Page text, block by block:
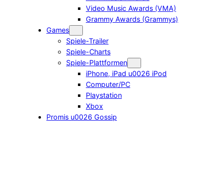
Video Music Awards (VMA)
Grammy Awards (Grammys)
Games
Spiele-Trailer
Spiele-Charts
Spiele-Plattformen
iPhone, iPad u0026 iPod
Computer/PC
Playstation
Xbox
Promis u0026 Gossip